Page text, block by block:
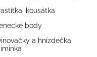
kousátka
body
a hnízdečka